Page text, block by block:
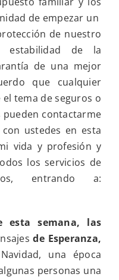
de empezar un
de nuestro
estabilidad de la
de una mejor
que cualquier
tema de seguros o
contactarme
ustedes en esta
vida y profesión y
los servicios de
entrando a:
esta semana, las
de Esperanza,
una época
personas una